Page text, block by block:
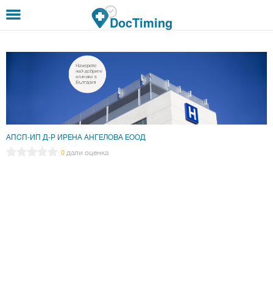
Премини към основното съдържание
DocTiming
АПСП-ИП Д-Р ИРЕНА АНГЕЛОВА ЕООД
0 дали оценка